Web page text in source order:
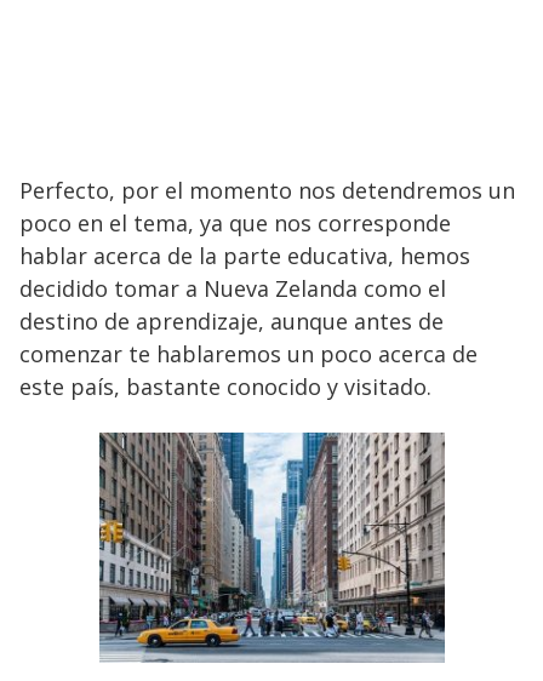
Perfecto, por el momento nos detendremos un
poco en el tema, ya que nos corresponde
hablar acerca de la parte educativa, hemos
decidido tomar a Nueva Zelanda como el
destino de aprendizaje, aunque antes de
comenzar te hablaremos un poco acerca de
este país, bastante conocido y visitado.